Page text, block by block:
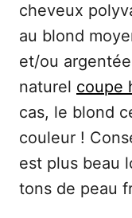
cheveux
au blond
et/ou
naturel coupe
cas, le blond
couleur !
est plus beau
tons de peau